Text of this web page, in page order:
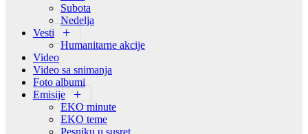
Subota
Nedelja
Vesti
Humanitarne akcije
Video
Video sa snimanja
Foto albumi
Emisije
EKO minute
EKO teme
Pesniku u susret